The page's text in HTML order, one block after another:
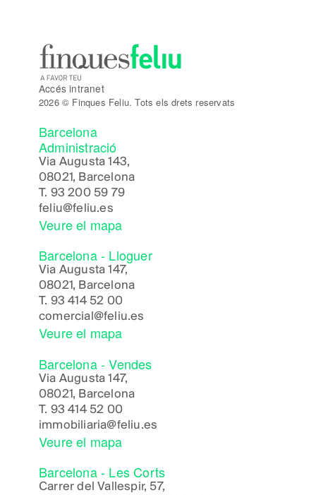
Accés intranet
2026 © Finques Feliu. Tots els drets reservats
Barcelona
Administració
Via Augusta 143,
08021, Barcelona
T. 93 200 59 79
feliu@feliu.es
Veure el mapa
Barcelona - Lloguer
Via Augusta 147,
08021, Barcelona
T. 93 414 52 00
comercial@feliu.es
Veure el mapa
Barcelona - Vendes
Via Augusta 147,
08021, Barcelona
T. 93 414 52 00
immobiliaria@feliu.es
Veure el mapa
Barcelona - Les Corts
Carrer del Vallespir, 57,